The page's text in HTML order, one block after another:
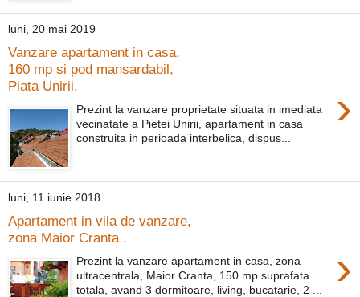
luni, 20 mai 2019
Vanzare apartament in casa,
160 mp si pod mansardabil,
Piata Unirii.
›
Prezint la vanzare proprietate situata in imediata
vecinatate a Pietei Unirii, apartament in casa
construita in perioada interbelica, dispus...
luni, 11 iunie 2018
Apartament in vila de vanzare,
zona Maior Cranta .
›
Prezint la vanzare apartament in casa, zona
ultracentrala, Maior Cranta, 150 mp suprafata
totala, avand 3 dormitoare, living, bucatarie, 2 ...